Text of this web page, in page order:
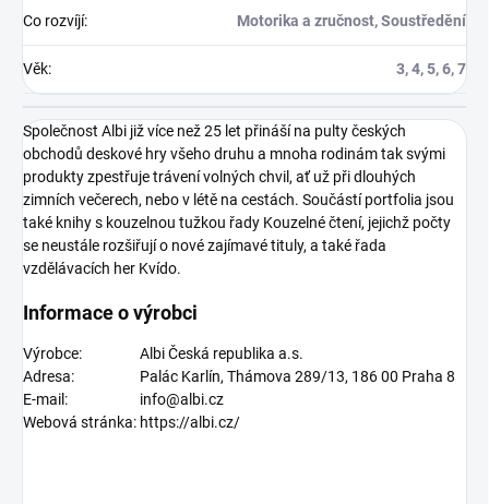
Co rozvíjí: Motorika a zručnost, Soustředění
Věk: 3, 4, 5, 6, 7
Společnost Albi již více než 25 let přináší na pulty českých
obchodů deskové hry všeho druhu a mnoha rodinám tak svými
produkty zpestřuje trávení volných chvil, ať už při dlouhých
zimních večerech, nebo v létě na cestách. Součástí portfolia jsou
také knihy s kouzelnou tužkou řady Kouzelné čtení, jejichž počty
se neustále rozšiřují o nové zajímavé tituly, a také řada
vzdělávacích her Kvído.
Informace o výrobci
Výrobce:
Albi Česká republika a.s.
Adresa:
Palác Karlín, Thámova 289/13, 186 00 Praha 8
E-mail:
info@albi.cz
Webová stránka: https://albi.cz/